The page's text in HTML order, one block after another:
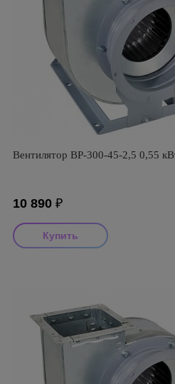
Вентилятор ВР-300-45-2,5 0,55
10 890 ₽